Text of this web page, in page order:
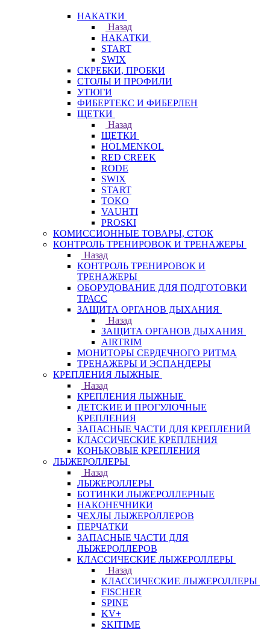
НАКАТКИ
Назад
НАКАТКИ
START
SWIX
СКРЕБКИ, ПРОБКИ
СТОЛЫ И ПРОФИЛИ
УТЮГИ
ФИБЕРТЕКС И ФИБЕРЛЕН
ЩЕТКИ
Назад
ЩЕТКИ
HOLMENKOL
RED CREEK
RODE
SWIX
START
TOKO
VAUHTI
PROSKI
КОМИССИОННЫЕ ТОВАРЫ, СТОК
КОНТРОЛЬ ТРЕНИРОВОК И ТРЕНАЖЕРЫ
Назад
КОНТРОЛЬ ТРЕНИРОВОК И
ТРЕНАЖЕРЫ
ОБОРУДОВАНИЕ ДЛЯ ПОДГОТОВКИ
ТРАСС
ЗАЩИТА ОРГАНОВ ДЫХАНИЯ
Назад
ЗАЩИТА ОРГАНОВ ДЫХАНИЯ
AIRTRIM
МОНИТОРЫ СЕРДЕЧНОГО РИТМА
ТРЕНАЖЕРЫ И ЭСПАНДЕРЫ
КРЕПЛЕНИЯ ЛЫЖНЫЕ
Назад
КРЕПЛЕНИЯ ЛЫЖНЫЕ
ДЕТСКИЕ И ПРОГУЛОЧНЫЕ
КРЕПЛЕНИЯ
ЗАПАСНЫЕ ЧАСТИ ДЛЯ КРЕПЛЕНИЙ
КЛАССИЧЕСКИЕ КРЕПЛЕНИЯ
КОНЬКОВЫЕ КРЕПЛЕНИЯ
ЛЫЖЕРОЛЛЕРЫ
Назад
ЛЫЖЕРОЛЛЕРЫ
БОТИНКИ ЛЫЖЕРОЛЛЕРНЫЕ
НАКОНЕЧНИКИ
ЧЕХЛЫ ЛЫЖЕРОЛЛЕРОВ
ПЕРЧАТКИ
ЗАПАСНЫЕ ЧАСТИ ДЛЯ
ЛЫЖЕРОЛЛЕРОВ
КЛАССИЧЕСКИЕ ЛЫЖЕРОЛЛЕРЫ
Назад
КЛАССИЧЕСКИЕ ЛЫЖЕРОЛЛЕРЫ
FISCHER
SPINE
KV+
SKITIME